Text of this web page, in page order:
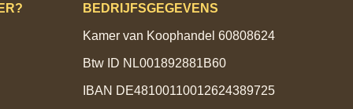
BEDRIJFSGEGEVENS
Kamer van Koophandel 60808624
Btw ID NL001892881B60
IBAN DE48100110012624389725